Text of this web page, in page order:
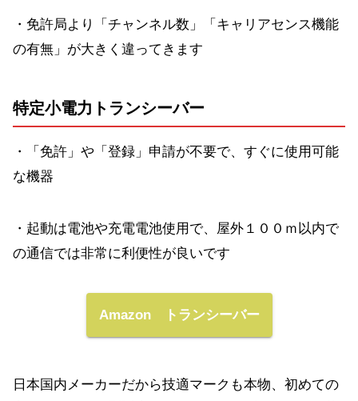
・免許局より「チャンネル数」「キャリアセンス機能
の有無」が大きく違ってきます
特定小電力トランシーバー
・「免許」や「登録」申請が不要で、すぐに使用可能
な機器
・起動は電池や充電電池使用で、屋外１００ｍ以内で
の通信では非常に利便性が良いです
Amazon トランシーバー
日本国内メーカーだから技適マークも本物、初めての